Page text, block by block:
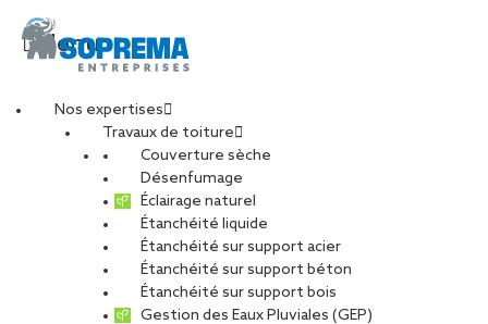
Menu
Nos expertises
Travaux de toiture
Couverture sèche
Désenfumage
Éclairage naturel
Étanchéité liquide
Étanchéité sur support acier
Étanchéité sur support béton
Étanchéité sur support bois
Gestion des Eaux Pluviales (GEP)
SOPREMA
ENTREPRISES Agence
Nancy